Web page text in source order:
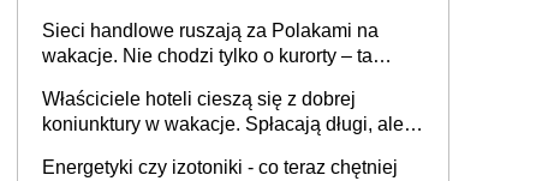
Sieci handlowe ruszają za Polakami na
wakacje. Nie chodzi tylko o kurorty – ta
tam, gdzie wielu spędzi urlop po cichu
Właściciele hoteli cieszą się z dobrej
koniunktury w wakacje. Spłacają długi, ale
Energetyki czy izotoniki - co teraz chętniej